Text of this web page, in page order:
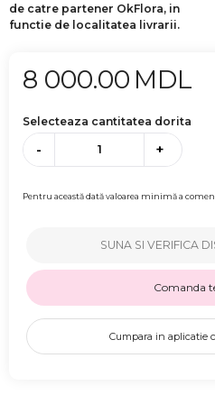
de catre partener OkFlora, in
functie de localitatea livrarii.
8 000.00 MDL
Selecteaza cantitatea dorita
- +
Pentru această dată valoarea minimă a
SUNA SI VERIFICA
Comanda
Cumpara in aplicatie